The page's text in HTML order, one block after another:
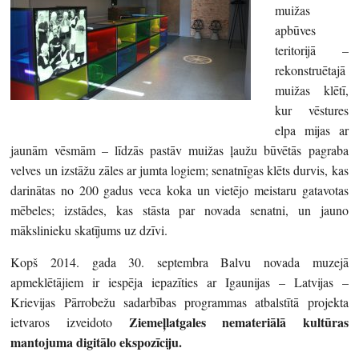
muižas
apbūves
teritorijā –
rekonstruētajā
muižas klētī,
kur vēstures
elpa mijas ar
jaunām vēsmām – līdzās pastāv muižas ļaužu būvētās pagraba
velves un izstāžu zāles ar jumta logiem; senatnīgas klēts durvis, kas
darinātas no 200 gadus veca koka un vietējo meistaru gatavotas
mēbeles; izstādes, kas stāsta par novada senatni, un jauno
mākslinieku skatījums uz dzīvi.
Kopš 2014. gada 30. septembra Balvu novada muzejā
apmeklētājiem ir iespēja iepazīties ar Igaunijas – Latvijas –
Krievijas Pārrobežu sadarbības programmas atbalstītā projekta
ietvaros izveidoto Ziemeļlatgales nemateriālā kultūras
mantojuma digitālo ekspozīciju.